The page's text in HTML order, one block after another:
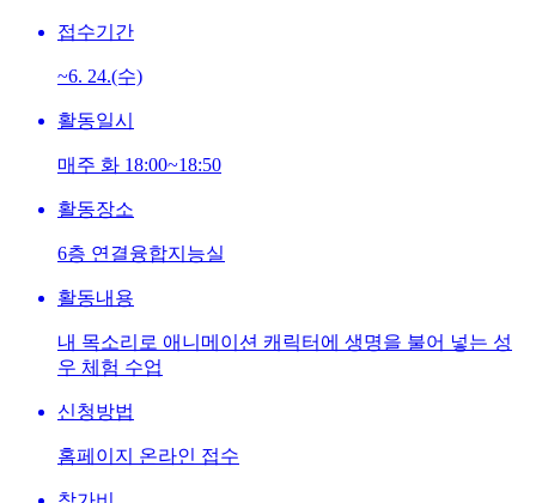
접수기간
~6. 24.(수)
활동일시
매주 화 18:00~18:50
활동장소
6층 연결융합지능실
활동내용
내 목소리로 애니메이션 캐릭터에 생명을 불어 넣는 성
우 체험 수업
신청방법
홈페이지 온라인 접수